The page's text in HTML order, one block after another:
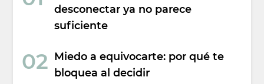
desconectar ya no parece
suficiente
Miedo a equivocarte: por qué te
bloquea al decidir